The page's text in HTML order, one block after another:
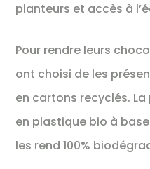
planteurs et accès à
Pour rendre leurs
ont choisi de les
en cartons recyclés.
en plastique bio à
les rend 100%